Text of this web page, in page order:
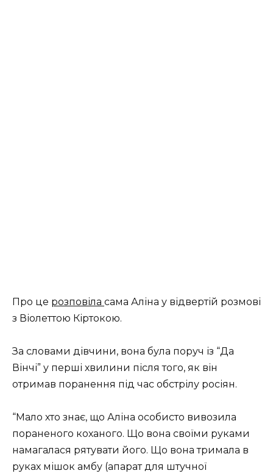
Про це розповіла сама Аліна у відвертій розмові
з Віолеттою Кіртокою.
За словами дівчини, вона була поруч із “Да
Вінчі” у перші хвилини після того, як він
отримав поранення під час обстрілу росіян.
“Мало хто знає, що Аліна особисто вивозила
пораненого коханого. Що вона своїми руками
намагалася рятувати його. Що вона тримала в
руках мішок амбу (апарат для штучної